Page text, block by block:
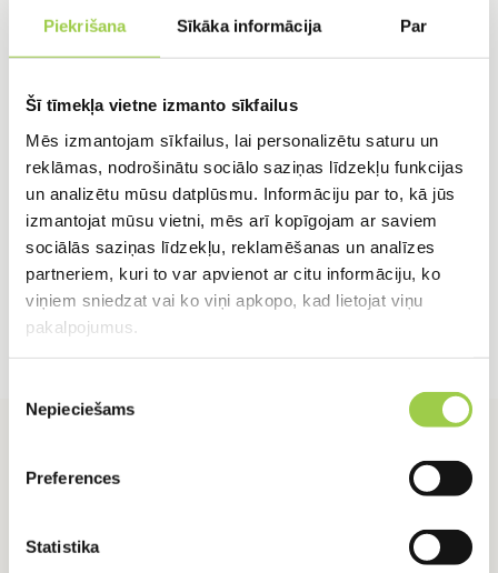
Piekrišana Sīkāka informācija Par
Šī tīmekļa vietne izmanto sīkfailus
Mēs izmantojam sīkfailus, lai personalizētu saturu un
reklāmas, nodrošinātu sociālo saziņas līdzekļu funkcijas
un analizētu mūsu datplūsmu. Informāciju par to, kā jūs
izmantojat mūsu vietni, mēs arī kopīgojam ar saviem
sociālās saziņas līdzekļu, reklamēšanas un analīzes
partneriem, kuri to var apvienot ar citu informāciju, ko
viņiem sniedzat vai ko viņi apkopo, kad lietojat viņu
pakalpojumus.
izvēle
Nepieciešams
Preferences
Statistika
0,80€
IELIKT GROZĀ IELIKT GROZĀ